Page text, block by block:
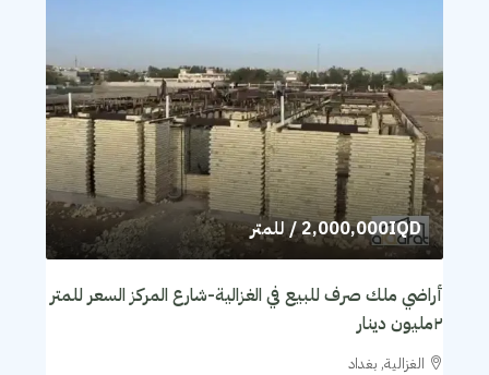
2,000,000IQD/ للمتر
أراضي ملك صرف للبيع في الغزالية-شارع المركز السعر للمتر
٢مليون دينار
الغزالية, بغداد